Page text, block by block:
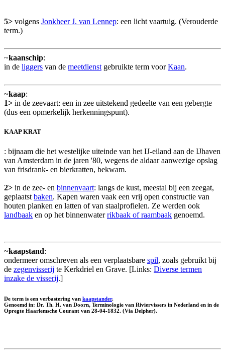
5> volgens Jonkheer J. van Lennep: een licht vaartuig. (Verouderde
term.)
~kaanschip:
in de liggers van de meetdienst gebruikte term voorKaan.
~kaap:
1> in de zeevaart: een in zee uitstekend gedeelte van een gebergte
(dus een opmerkelijk herkenningspunt).
KAAP KRAT
: bijnaam die het westelijke uiteinde van het IJ-eiland aan de IJhaven
van Amsterdam in de jaren '80, wegens de aldaar aanwezige opslag
van frisdrank- en bierkratten, bekwam.
2> in de zee- en binnenvaart: langs de kust, meestal bij een zeegat,
geplaatst baken. Kapen waren vaak een vrij open constructie van
houten planken en latten of van staalprofielen. Ze werden ook
landbaak en op het binnenwaterrikbaak of raambaak genoemd.
~kaapstand:
ondermeer omschreven als een verplaatsbare spil, zoals gebruikt bij
de zegenvisserij te Kerkdriel en Grave. [Links: Diverse termen
inzake de visserij.]
De term is een verbastering van kaapstander.
Genoemd in: Dr. Th. H. van Doorn, Terminologie van Riviervissers in Nederland en in de
Opregte Haarlemsche Courant van 28-04-1832. (Via Delpher).